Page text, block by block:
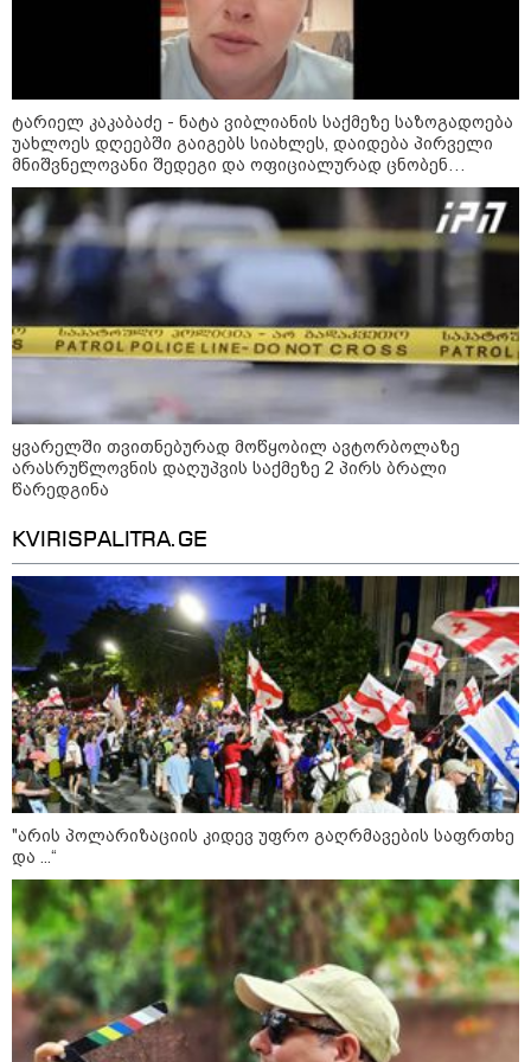
მორიგი თავდასხმა Wildberries-
ის საწყობზე - დრონებით
თავდასხმის შემდეგ, ტულას
ოლქში მდებარე საწყობში
ხანძარია
09:12 / 05-08-2026
14 გარდაცვლილი, 22
დაშავებული, მასშტაბური
ხანძარი - რუსეთმა კიევზე
იერიში ბალისტიკური
რაკეტებით მიიტანა
14:13 / 04-08-2026
მორიგი თავდასხმა რუსეთში,
ნავთობგადამამუშავებელ
ქარხანაზე - რა დეტალებია
ცნობილი
კატეგორიები
ტარიელ კაკაბაძე - ნატა ვიბლიანის საქმეზე საზოგადოება
უახლოეს დღეებში გაიგებს სიახლეს, დაიდება პირველი
მნიშვნელოვანი შედეგი და ოფიციალურად ცნობენ
დაზარალებულად
ყვარელში თვითნებურად მოწყობილ ავტორბოლაზე
არასრუწლოვნის დაღუპვის საქმეზე 2 პირს ბრალი
წარედგინა
KVIRISPALITRA.GE
"არის პოლარიზაციის კიდევ უფრო გაღრმავების საფრთხე
და ...“